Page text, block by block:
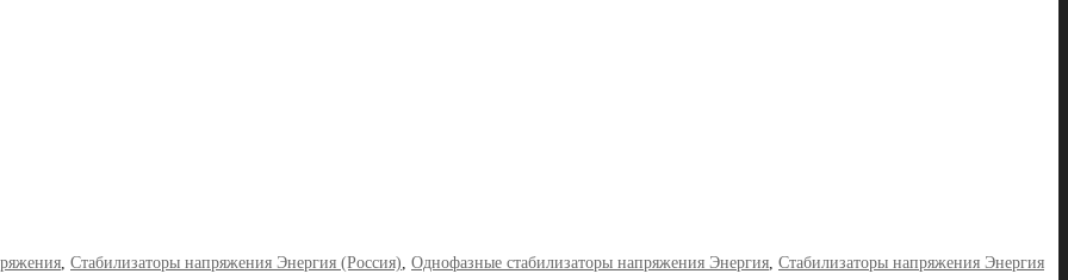
Стабилизаторы напряжения Энергия (Россия) Однофазные стабилизаторы напряжения Энергия Стабилизаторы напряжения Энергия